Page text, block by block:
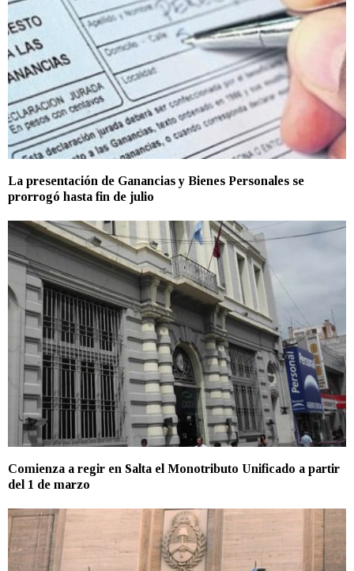
La presentación de Ganancias y Bienes Personales se
prorrogó hasta fin de julio
Comienza a regir en Salta el Monotributo Unificado a partir
del 1 de marzo